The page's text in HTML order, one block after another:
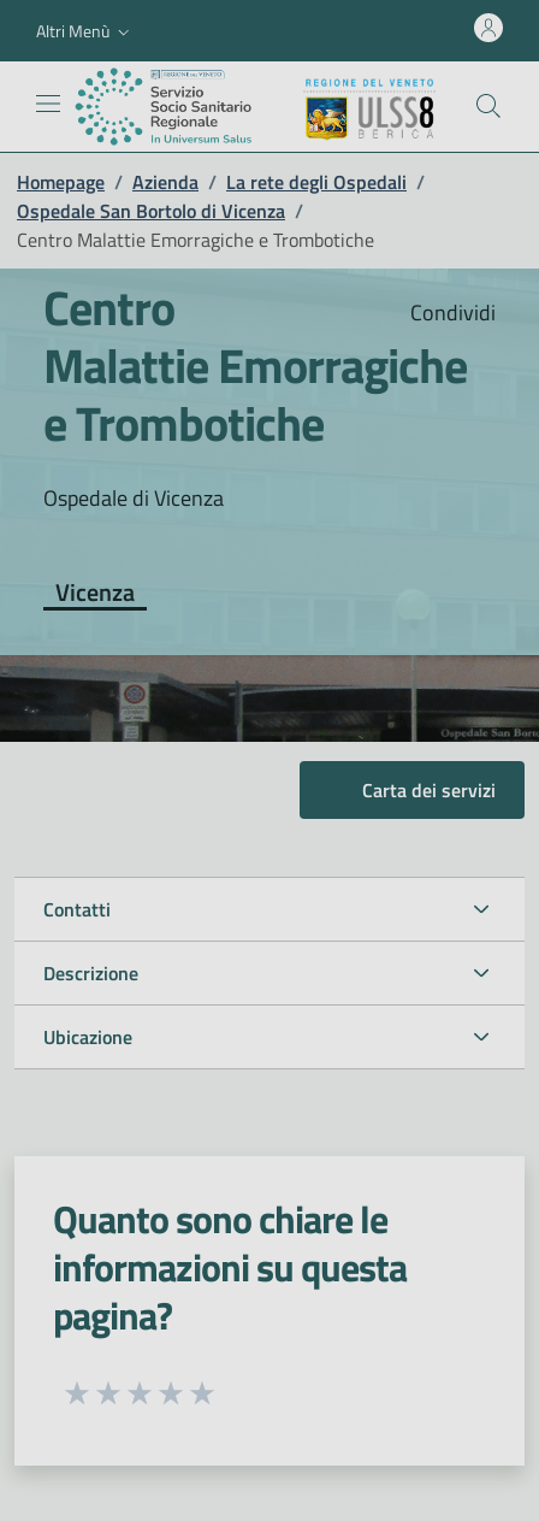
Altri Menù
Homepage / Azienda / La rete degli Ospedali /
Ospedale San Bortolo di Vicenza /
Centro Malattie Emorragiche e Trombotiche
Condividi
Centro
Malattie Emorragiche
e Trombotiche
Ospedale di Vicenza
Vicenza
Carta dei servizi
Contatti
Descrizione
Ubicazione
Quanto sono chiare le
informazioni su questa
pagina?
Seleziona una valutazione da 1 a 5 stelle